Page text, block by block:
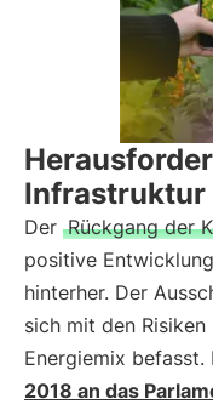
Infrastruktur
Der Rückgang der
positive
hinterher. Der
sich mit den
Energiemix befasst.
2018 an das